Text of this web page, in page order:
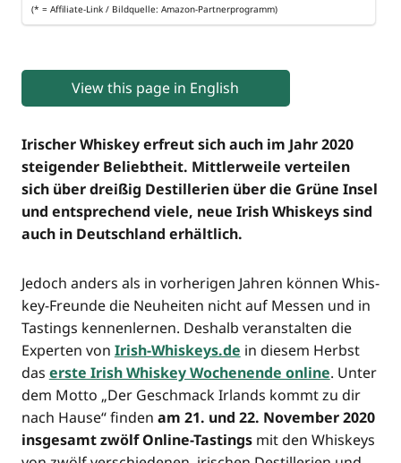
(* = Affi­lia­te-Link / Bild­quel­le: Amazon-Partnerprogramm)
View this page in English
Iri­scher Whis­key erfreut sich auch im Jahr 2020
stei­gen­der Beliebt­heit. Mitt­ler­wei­le ver­tei­len
sich über drei­ßig Destil­le­rien über die Grü­ne Insel
und ent­spre­chend vie­le, neue Irish Whis­keys sind
auch in Deutsch­land erhältlich.
Jedoch anders als in vor­he­ri­gen Jah­ren kön­nen Whis­
key-Freun­de die Neu­hei­ten nicht auf Mes­sen und in
Tastings ken­nen­ler­nen. Des­halb ver­an­stal­ten die
Exper­ten von Irish-Whiskeys.de in die­sem Herbst
das ers­te Irish Whis­key Wochen­en­de online. Unter
dem Mot­to „Der Geschmack Irlands kommt zu dir
nach Hau­se“ fin­den am 21. und 22. Novem­ber 2020
ins­ge­samt zwölf Online-Tastingsmit den Whis­keys